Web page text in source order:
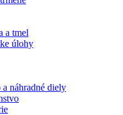
a tmel
úlohy
náhradné diely